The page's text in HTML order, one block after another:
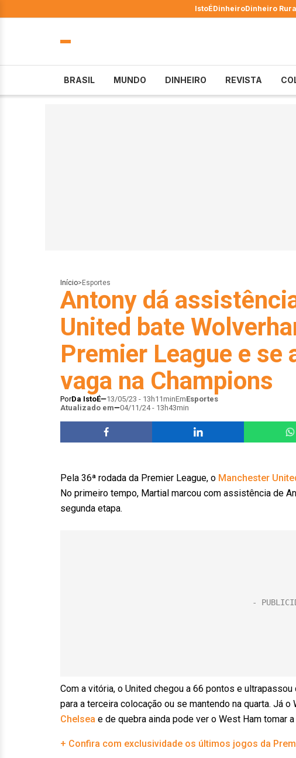
IstoÉDinheiroDinheiro
BRASIL MUNDO DINHEIRO REVISTA
Início> Esportes
Antony dá
United bate
Premier League e se
vaga na Champions
PorDa IstoÉ 13/05/23 - 13h11minEmEsportes
Atualizado em
04/11/24 - 13h43min
Pela 36ª rodada da Premier League, o Manchester
No primeiro tempo, Martial marcou com assistência de
segunda etapa.
Com a vitória, o United chegou a 66 pontos e
para a terceira colocação ou se mantendo na quarta. Já
Chelsea e de quebra ainda pode ver o West Ham tomar
+ Confira com exclusividade os últimos jogos da